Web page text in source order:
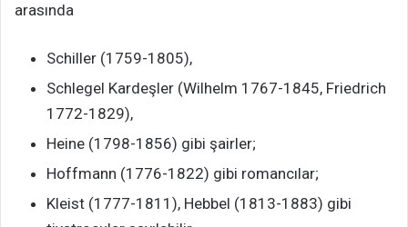
arasında
Schiller (1759-1805),
Schlegel Kardeşler (Wilhelm 1767-1845, Friedrich
1772-1829),
Heine (1798-1856) gibi şairler;
Hoffmann (1776-1822) gibi romancılar;
Kleist (1777-1811), Hebbel (1813-1883) gibi